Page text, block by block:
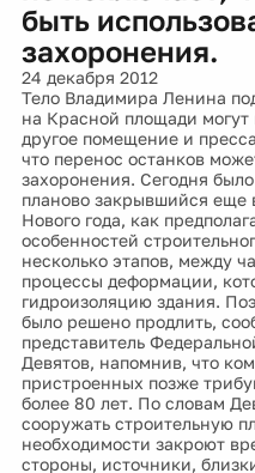
быть
захоронения.
24 декабря 2012
Тело Владимира Ленина
на Красной площади
другое помещение и
что перенос останков
захоронения. Сегодня
планово закрывшийся еще
Нового года, как
особенностей
несколько этапов, между
процессы деформации,
гидроизоляцию здания.
было решено продлить,
представитель
Девятов, напомнив, что
пристроенных позже
более 80 лет. По словам
сооружать строительную
необходимости закроют
стороны, источники,